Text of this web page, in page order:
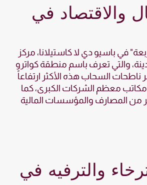
والاقتصاد في
في باسيو دي لا كاستيلانا، مركز
والتي تعرف باسم منطقة كواترو
ناطحات السحاب هذه الأكثر ارتفاعاً
مكاتب معظم الشركات الكبرى، كما
من المصارف والمؤسسات المالية
والترفيه في